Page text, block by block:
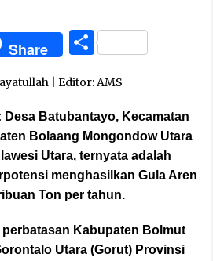
Share Share
| Editor: AMS
Desa Batubantayo, Kecamatan
Bolaang Mongondow Utara
Utara, ternyata adalah
menghasilkan Gula Aren
Ton per tahun.
perbatasan Kabupaten Bolmut
Utara (Gorut) Provinsi